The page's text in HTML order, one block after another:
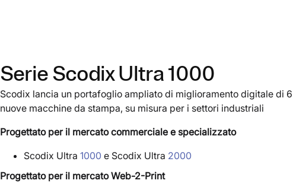
Serie Scodix Ultra 1000
Scodix lancia un portafoglio ampliato di miglioramento digitale di 6
nuove macchine da stampa, su misura per i settori industriali
Progettato per il mercato commerciale e specializzato
Scodix Ultra 1000 e Scodix Ultra 2000
Progettato per il mercato Web-2-Print